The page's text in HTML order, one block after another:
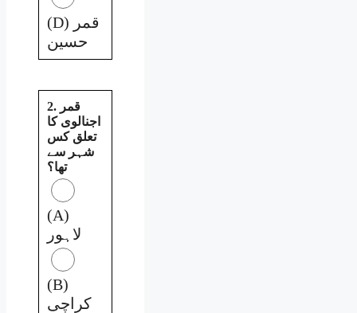
(D) قمر
حسین
2. قمر
اجنالوی کا
تعلق کس
شہر سے
تھا؟
(A)
لاہور
(B)
کراچی